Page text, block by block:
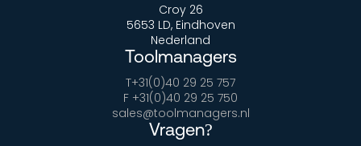
Croy 26
5653 LD, Eindhoven
Nederland
Toolmanagers
T+31(0)40 29 25 757
F +31(0)40 29 25 750
sales@toolmanagers.nl
Vragen?